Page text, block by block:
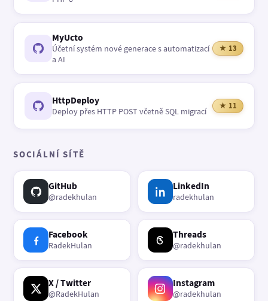
MyUcto
Účetní systém nové generace s automatizací
a AI
★ 13
HttpDeploy
Deploy přes HTTP POST včetně SQL migrací
★ 11
SOCIÁLNÍ SÍTĚ
GitHub
@radekhulan
LinkedIn
radekhulan
Facebook
RadekHulan
Threads
@radekhulan
X / Twitter
@RadekHulan
Instagram
@radekhulan